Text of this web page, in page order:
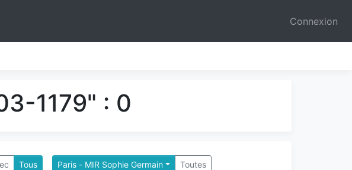
Connexion
1179" : 0
Tous Paris - MIR Sophie Germain Toutes